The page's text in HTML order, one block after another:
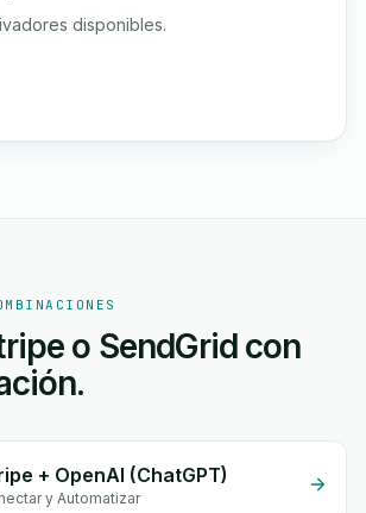
disponibles.
o SendGrid con
+ OpenAI (ChatGPT)
y Automatizar